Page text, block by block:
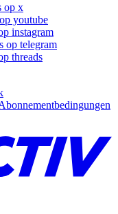
op x
youtube
instagram
op telegram
threads